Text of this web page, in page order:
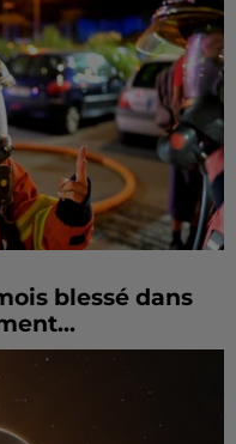
blessé dans